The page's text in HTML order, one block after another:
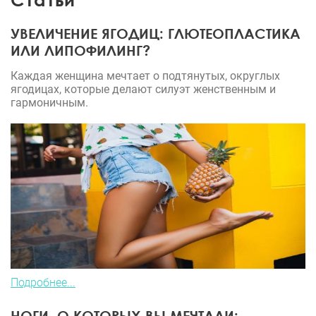
УВЕЛИЧЕНИЕ ЯГОДИЦ: ГЛЮТЕОПЛАСТИКА
ИЛИ ЛИПОФИЛИНГ?
Каждая женщина мечтает о подтянутых, округлых
ягодицах, которые делают силуэт женственным и
гармоничным.
Подробнее...